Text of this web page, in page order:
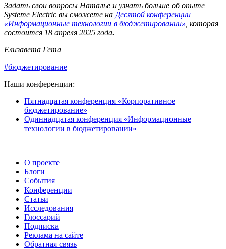
Задать свои вопросы Наталье и узнать больше об опыте
Systeme Electric вы сможете на Десятой конференции
«Информационные технологии в бюджетировании» , которая
состоится 18 апреля 2025 года.
Елизавета Гета
#бюджетирование
Наши конференции:
Пятнадцатая конференция «Корпоративное
бюджетирование»
Одиннадцатая конференция «Информационные
технологии в бюджетировании»
О проекте
Блоги
События
Конференции
Статьи
Исследования
Глоссарий
Подписка
Реклама на сайте
Обратная связь